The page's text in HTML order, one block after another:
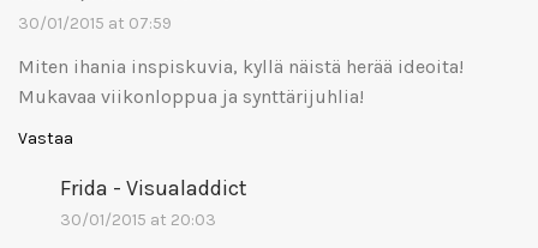
30/01/2015 at 07:59
Miten ihania inspiskuvia, kyllä näistä herää ideoita!
Mukavaa viikonloppua ja synttärijuhlia!
Vastaa
Frida - Visualaddict
30/01/2015 at 20:03